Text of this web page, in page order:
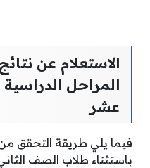
الاستعلام عن
المراحل
عشر
فيما يلي طريقة التحقق
باستثناء طلاب الصف